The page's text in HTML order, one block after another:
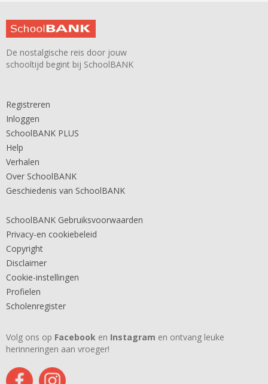
De nostalgische reis door jouw
schooltijd begint bij SchoolBANK
Registreren
Inloggen
SchoolBANK PLUS
Help
Verhalen
Over SchoolBANK
Geschiedenis van SchoolBANK
SchoolBANK Gebruiksvoorwaarden
Privacy-en cookiebeleid
Copyright
Disclaimer
Cookie-instellingen
Profielen
Scholenregister
Volg ons op Facebook en Instagram en ontvang leuke
herinneringen aan vroeger!